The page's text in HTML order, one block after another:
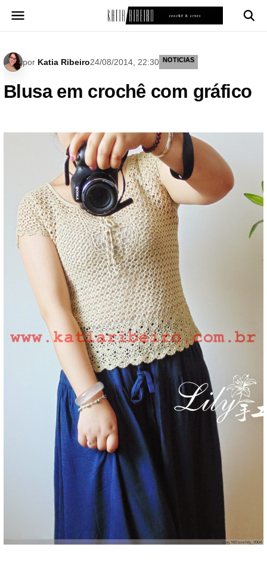
para
por Katia Ribeiro24/08/2014, 22:30 NOTICIAS
Blusa em crochê com gráfico